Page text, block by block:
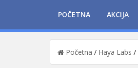
POČETNA AKCIJA
Početna / Haya Labs /